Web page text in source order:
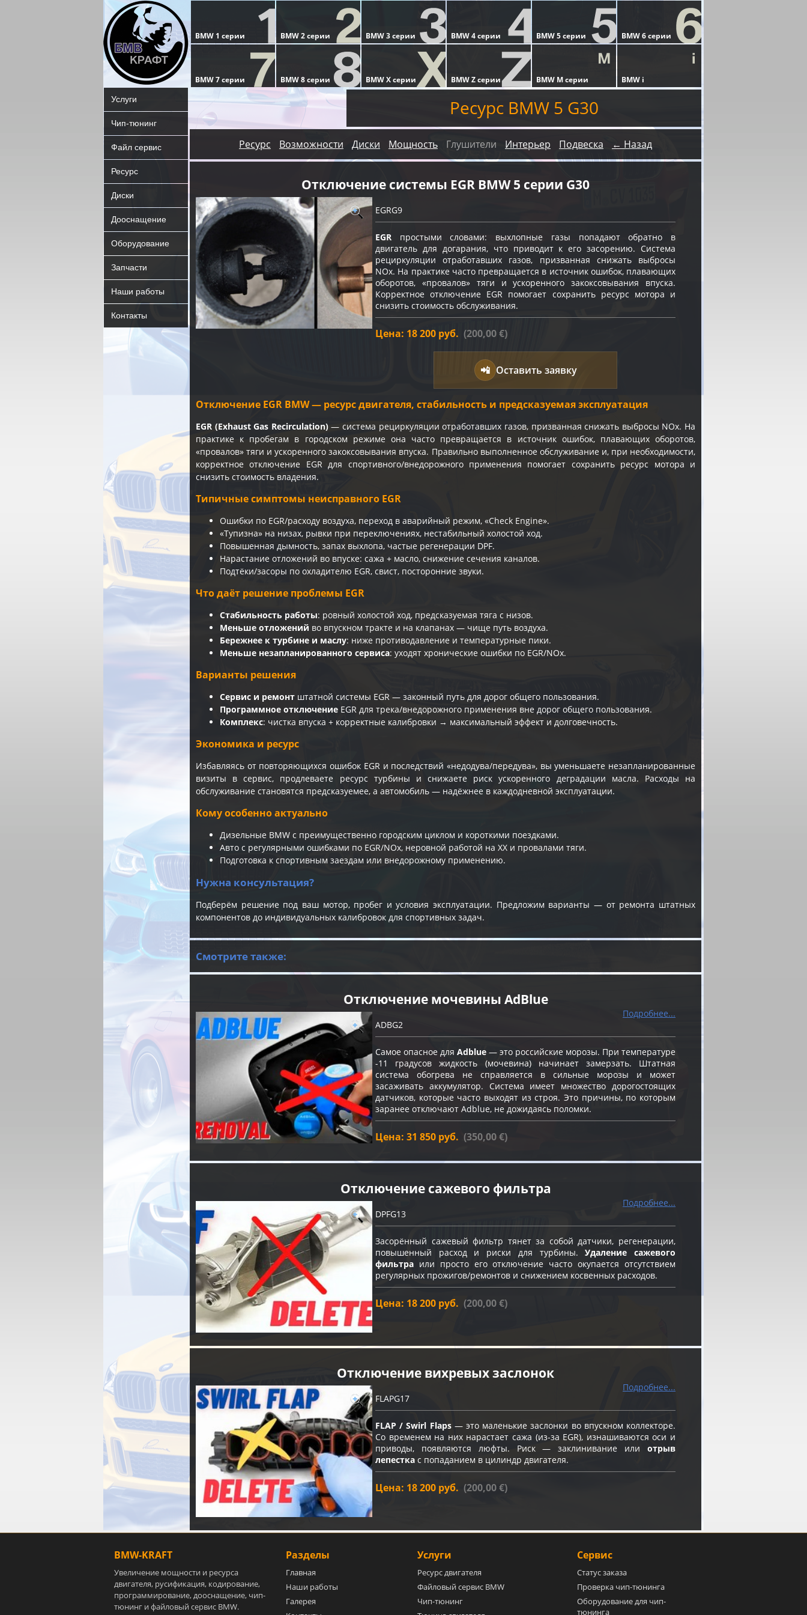
Услуги
Чип-тюнинг
Файл сервис
Ресурс
Диски
Дооснащение
Оборудование
Запчасти
Наши работы
Контакты
Ресурс BMW 5 G30
Ресурс Возможности Диски Мощность Глушители Интерьер Подвеска ← Назад
Отключение системы EGR BMW 5 серии G30
EGRG9
EGR простыми словами: выхлопные газы попадают обратно в
двигатель для догарания, что приводит к его засорению. Система
рециркуляции отработавших газов, призванная снижать выбросы
NOx. На практике часто превращается в источник ошибок, плавающих
оборотов, «провалов» тяги и ускоренного закоксовывания впуска.
Корректное отключение EGR помогает сохранить ресурс мотора и
снизить стоимость обслуживания.
Цена: 18 200 руб. (200,00 €)
📲 Оставить заявку
Отключение EGR BMW — ресурс двигателя, стабильность и предсказуемая эксплуатация
EGR (Exhaust Gas Recirculation)— система рециркуляции отработавших газов, призванная снижать выбросы NOx. На
практике к пробегам в городском режиме она часто превращается в источник ошибок, плавающих оборотов,
«провалов» тяги и ускоренного закоксовывания впуска. Правильно выполненное обслуживание и, при необходимости,
корректное отключение EGR для спортивного/внедорожного применения помогает сохранить ресурс мотора и
снизить стоимость владения.
Типичные симптомы неисправного EGR
Ошибки по EGR/расходу воздуха, переход в аварийный режим, «Check Engine».
«Тупизна» на низах, рывки при переключениях, нестабильный холостой ход.
Повышенная дымность, запах выхлопа, частые регенерации DPF.
Нарастание отложений во впуске: сажа + масло, снижение сечения каналов.
Подтёки/засоры по охладителю EGR, свист, посторонние звуки.
Что даёт решение проблемы EGR
Стабильность работы: ровный холостой ход, предсказуемая тяга с низов.
Меньше отложений во впускном тракте и на клапанах — чище путь воздуха.
Бережнее к турбине и маслу: ниже противодавление и температурные пики.
Меньше незапланированного сервиса: уходят хронические ошибки по EGR/NOx.
Варианты решения
Сервис и ремонт штатной системы EGR — законный путь для дорог общего пользования.
Программное отключение EGR для трека/внедорожного применения вне дорог общего пользования.
Комплекс: чистка впуска + корректные калибровки → максимальный эффект и долговечность.
Экономика и ресурс
Избавляясь от повторяющихся ошибок EGR и последствий «недодува/передува», вы уменьшаете незапланированные
визиты в сервис, продлеваете ресурс турбины и снижаете риск ускоренного деградации масла. Расходы на
обслуживание становятся предсказуемее, а автомобиль — надёжнее в каждодневной эксплуатации.
Кому особенно актуально
Дизельные BMW с преимущественно городским циклом и короткими поездками.
Авто с регулярными ошибками по EGR/NOx, неровной работой на ХХ и провалами тяги.
Подготовка к спортивным заездам или внедорожному применению.
Нужна консультация?
Подберём решение под ваш мотор, пробег и условия эксплуатации. Предложим варианты — от ремонта штатных
компонентов до индивидуальных калибровок для спортивных задач.
Смотрите также:
Отключение мочевины AdBlue
Подробнее...
ADBG2
Самое опасное для Adblue — это российские морозы. При температуре
-11 градусов жидкость (мочевина) начинает замерзать. Штатная
система обогрева не справляется в сильные морозы и может
засаживать аккумулятор. Система имеет множество дорогостоящих
датчиков, которые часто выходят из строя. Это причины, по которым
заранее отключают Adblue, не дожидаясь поломки.
Цена: 31 850 руб. (350,00 €)
Отключение сажевого фильтра
Подробнее...
DPFG13
Засорённый сажевый фильтр тянет за собой датчики, регенерации,
повышенный расход и риски для турбины.Удаление сажевого
фильтра или просто его отключение часто окупается отсутствием
регулярных прожигов/ремонтов и снижением косвенных расходов.
Цена: 18 200 руб. (200,00 €)
Отключение вихревых заслонок
Подробнее...
FLAPG17
FLAP / Swirl Flaps— это маленькие заслонки во впускном коллекторе.
Со временем на них нарастает сажа (из-за EGR), изнашиваются оси и
приводы, появляются люфты. Риск — заклинивание или отрыв
лепестка с попаданием в цилиндр двигателя.
Цена: 18 200 руб. (200,00 €)
BMW-KRAFT
Увеличение мощности и ресурса
двигателя, русификация, кодирование,
программирование, дооснащение, чип-
тюнинг и файловый сервис BMW.
Разделы
Главная
Наши работы
Галерея
Услуги
Ресурс двигателя
Файловый сервис BMW
Чип-тюнинг
Сервис
Статус заказа
Проверка чип-тюнинга
Оборудование для чип-
тюнинга